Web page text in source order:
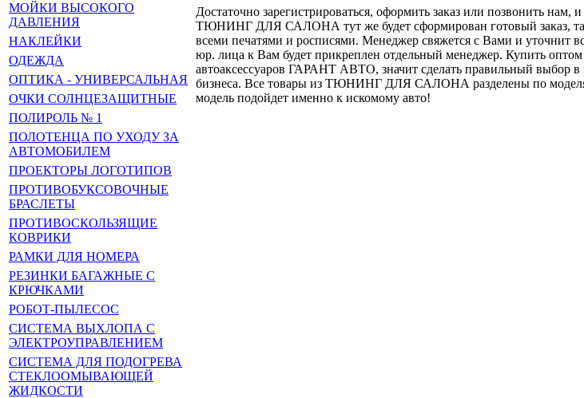
МОЙКИ ВЫСОКОГО
ДАВЛЕНИЯ
НАКЛЕЙКИ
ОДЕЖДА
ОПТИКА - УНИВЕРСАЛЬНАЯ
ОЧКИ СОЛНЦЕЗАЩИТНЫЕ
ПОЛИРОЛЬ № 1
ПОЛОТЕНЦА ПО УХОДУ ЗА
АВТОМОБИЛЕМ
ПРОЕКТОРЫ ЛОГОТИПОВ
ПРОТИВОБУКСОВОЧНЫЕ
БРАСЛЕТЫ
ПРОТИВОСКОЛЬЗЯЩИЕ
КОВРИКИ
РАМКИ ДЛЯ НОМЕРА
РЕЗИНКИ БАГАЖНЫЕ С
КРЮЧКАМИ
РОБОТ-ПЫЛЕСОС
СИСТЕМА ВЫХЛОПА С
ЭЛЕКТРОУПРАВЛЕНИЕМ
СИСТЕМА ДЛЯ ПОДОГРЕВА
СТЕКЛООМЫВАЮЩЕЙ
ЖИДКОСТИ
Достаточно зарегистрироваться, оформить заказ или позвонить
ТЮНИНГ ДЛЯ САЛОНА тут же будет сформирован готовый заказ, так
всеми печатями и росписями. Менеджер свяжется с Вами и уточнит
юр. лица к Вам будет прикреплен отдельный менеджер. Купить
автоаксессуаров ГАРАНТ АВТО, значит сделать правильный выбор
бизнеса. Все товары из ТЮНИНГ ДЛЯ САЛОНА разделены по
модель подойдет именно к искомому авто!